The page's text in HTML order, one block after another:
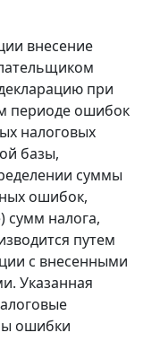
внесение
при
периоде ошибок
налоговых
базы,
суммы
ошибок,
сумм налога,
путем
с внесенными
Указанная
ошибки